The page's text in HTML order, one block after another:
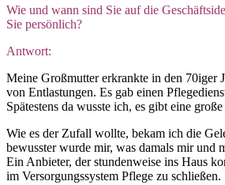
Wie und wann sind Sie auf die
Sie persönlich?
Antwort:
Meine Großmutter erkrankte in den 70iger
von Entlastungen. Es gab einen
Spätestens da wusste ich, es gibt eine
Wie es der Zufall wollte, bekam ich die
bewusster wurde mir, was damals mir und
Ein Anbieter, der stundenweise ins Haus
im Versorgungssystem Pflege zu schließen.